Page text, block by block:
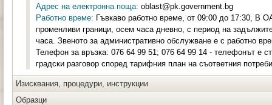
Адрес на електронна поща: oblast@pk.government.bg
Работно време: Гъвкаво работно време, от 09:00 до 17:30, В
променливи граници, осем часа дневно, с период на
часа. Звеното за административно обслужване е с работно
Телефон за връзка: 076 64 99 51; 076 64 99 14 - телефонът е
градски разговор според тарифния план на съответния
Изисквания, процедури, инструкции
Образци